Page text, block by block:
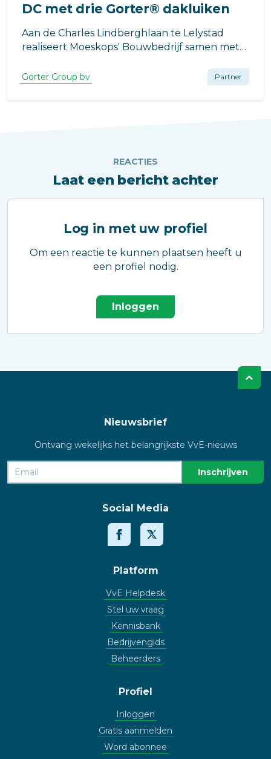
DC met drie Gorter® dakluiken
Aan de Charles Lindberghlaan te Lelystad
realiseert Moeskops' Bouwbedrijf samen met
Management B.V. de nieuwbouw van
logistieke distributiecentra (DC) met kantoren.
Gorter Group bv Partner
REACTIES
Laat een bericht achter
Log in met uw profiel
Om een reactie te kunnen plaatsen heeft u
een profiel nodig.
Inloggen
Nieuwsbrief
Ontvang wekelijks het belangrijkste VvE-nieuws
Social Media
Platform
VvE Helpdesk
Stel uw vraag
Kennisbank
Bedrijvengids
Beheerders
Profiel
Inloggen
Gratis aanmelden
Word abonnee